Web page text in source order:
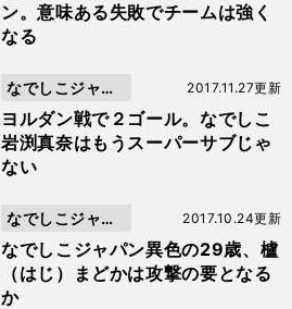
ン。意味ある失敗でチームは強く
なる
ヨルダン戦で２ゴール。なでしこ
岩渕真奈はもうスーパーサブじゃ
ない
2017.11.27更新
なでしこジャパ
ン
なでしこジャパン異色の29歳、櫨
（はじ）まどかは攻撃の要となる
か
2017.10.24更新
なでしこジャパ
ン